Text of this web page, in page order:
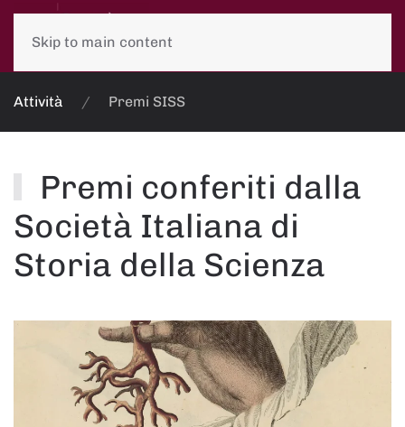
Skip to main content
Attività Premi SISS
Premi conferiti dalla
Società Italiana di
Storia della Scienza